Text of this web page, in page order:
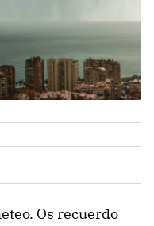
Os recuerdo